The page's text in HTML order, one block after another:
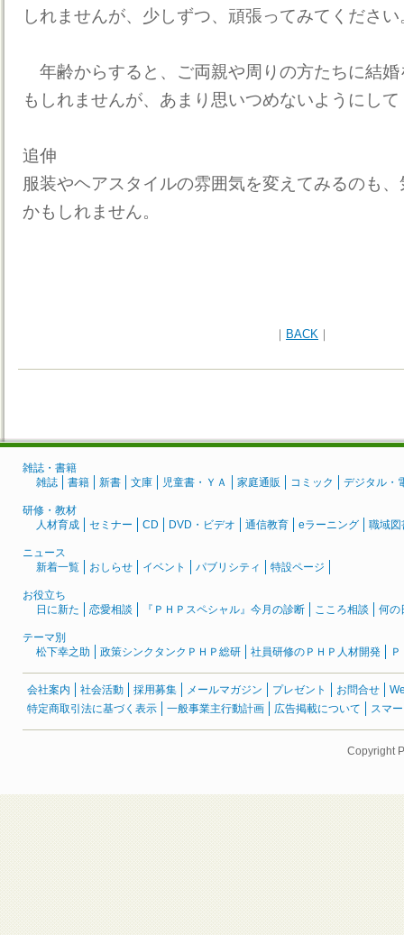
しれませんが、少しずつ、頑張ってみてください
年齢からすると、ご両親や周りの方たちに結
もしれませんが、あまり思いつめないようにし
追伸
服装やヘアスタイルの雰囲気を変えてみるのも
かもしれません。
｜ BACK ｜
雑誌・書籍
雑誌
書籍 新書 文庫 児童書・ＹＡ 家庭通販 コミック デジタル・
研修・教材
人材育成
セミナー CD DVD・ビデオ 通信教育 eラーニング 職域図
ニュース
新着一覧
おしらせ イベント パブリシティ 特設ページ
お役立ち
日に新た
恋愛相談 『ＰＨＰスペシャル』今月の診断 こころ相談 何の
テーマ別
松下幸之助
政策シンクタンクＰＨＰ総研 社員研修のＰＨＰ人材開発
会社案内 社会活動 採用募集 メールマガジン プレゼント お問合せ
特定商取引法に基づく表示
一般事業主行動計画 広告掲載について スマ
Copyright